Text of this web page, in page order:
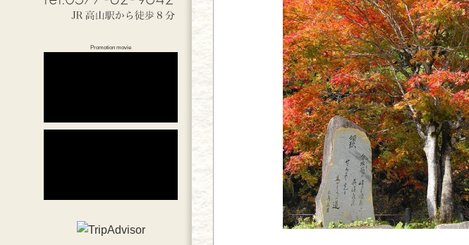
Promotion movie